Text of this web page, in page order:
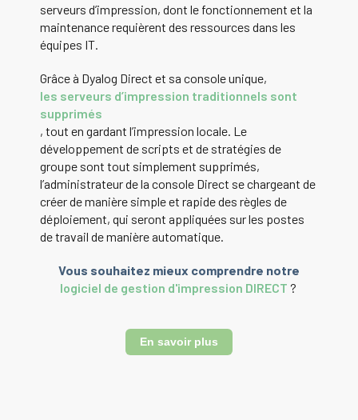
serveurs d’impression, dont le fonctionnement et la
maintenance requièrent des ressources dans les
équipes IT.
Grâce à Dyalog Direct et sa console unique,
les serveurs d’impression traditionnels sont
supprimés
, tout en gardant l’impression locale. Le
développement de scripts et de stratégies de
groupe sont tout simplement supprimés,
l’administrateur de la console Direct se chargeant de
créer de manière simple et rapide des règles de
déploiement, qui seront appliquées sur les postes
de travail de manière automatique.
Vous souhaitez mieux comprendre notre
logiciel de gestion d'impression DIRECT ?
En savoir plus